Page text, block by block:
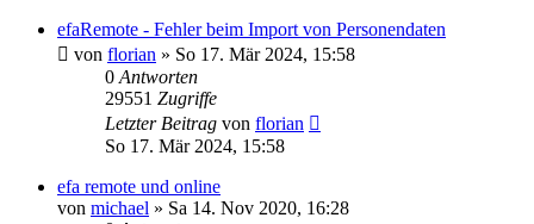
efaRemote - Fehler beim Import von Personendaten
von florian » So 17. Mär 2024, 15:58
0 Antworten
29551 Zugriffe
Letzter Beitrag von florian
So 17. Mär 2024, 15:58
efa remote und online
von michael » Sa 14. Nov 2020, 16:28